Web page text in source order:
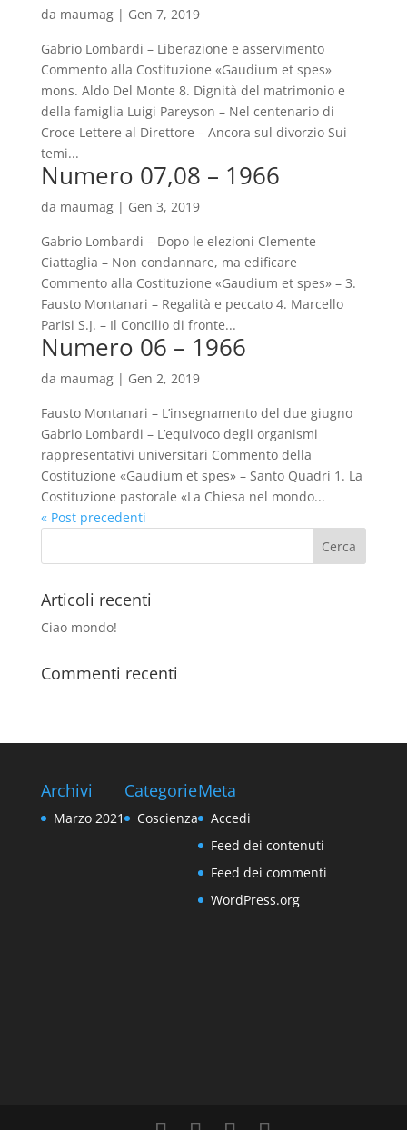
da maumag| Gen 7, 2019
Gabrio Lombardi – Liberazione e asservimento
Commento alla Costituzione «Gaudium et spes»
mons. Aldo Del Monte 8. Dignità del matrimonio e
della famiglia Luigi Pareyson – Nel centenario di
Croce Lettere al Direttore – Ancora sul divorzio Sui
temi...
Numero 07,08 – 1966
da maumag| Gen 3, 2019
Gabrio Lombardi – Dopo le elezioni Clemente
Ciattaglia – Non condannare, ma edificare
Commento alla Costituzione «Gaudium et spes» – 3.
Fausto Montanari – Regalità e peccato 4. Marcello
Parisi S.J. – Il Concilio di fronte...
Numero 06 – 1966
da maumag| Gen 2, 2019
Fausto Montanari – L’insegnamento del due giugno
Gabrio Lombardi – L’equivoco degli organismi
rappresentativi universitari Commento della
Costituzione «Gaudium et spes» – Santo Quadri 1. La
Costituzione pastorale «La Chiesa nel mondo...
« Post precedenti
Articoli recenti
Ciao mondo!
Commenti recenti
Archivi
Marzo 2021
Categorie
Coscienza
Meta
Accedi
Feed dei contenuti
Feed dei commenti
WordPress.org